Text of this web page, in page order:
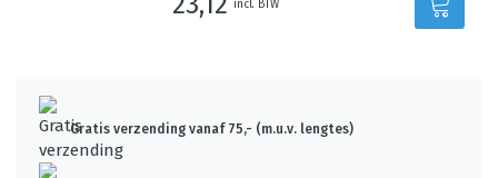
incl. BTW
Gratis verzending vanaf 75,- (m.u.v. lengtes)